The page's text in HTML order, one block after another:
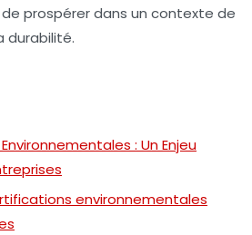
prospérer dans un contexte de
durabilité.
: Un Enjeu
environnementales